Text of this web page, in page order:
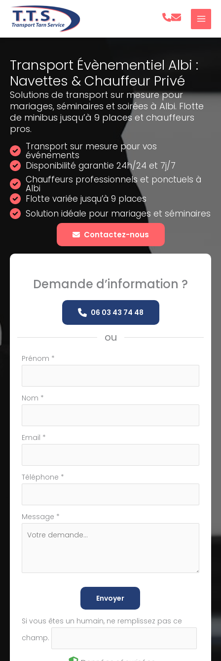
Aller
Transport Évènementiel Albi :
Navettes & Chauffeur Privé
Solutions de transport sur mesure pour
mariages, séminaires et soirées à Albi. Flotte
de minibus jusqu’à 9 places et chauffeurs
pros.
Transport sur mesure pour vos
événements
Disponibilité garantie 24h/24 et 7j/7
Chauffeurs professionnels et ponctuels à
Albi
Flotte variée jusqu’à 9 places
Solution idéale pour mariages et séminaires
Contactez-nous
Demande d’information ?
06 03 43 74 48
ou
Formulaire
téléphone
Prénom *
Nom *
Email *
Téléphone *
Message *
Envoyer
Si vous êtes un humain, ne remplissez pas ce
champ.